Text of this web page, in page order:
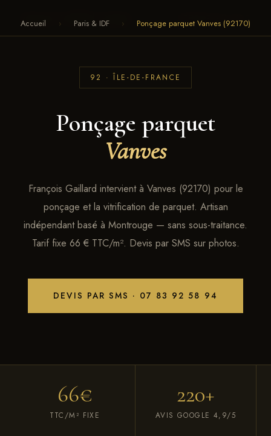
François Gaillard · Parquet ← RETOUR AU SITE
Accueil › Paris & IDF › Ponçage parquet Vanves (92170)
92 · ÎLE-DE-FRANCE
Ponçage parquet
Vanves
François Gaillard intervient à Vanves (92170) pour le
ponçage et la vitrification de parquet. Artisan
indépendant basé à Montrouge — sans sous-traitance.
Tarif fixe 66 € TTC/m². Devis par SMS sur photos.
DEVIS PAR SMS · 07 83 92 58 94
66€
TTC/M² FIXE
220+
AVIS GOOGLE 4,9/5